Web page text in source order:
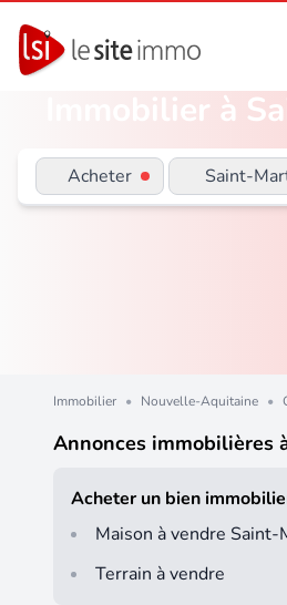
Immobilier à
Acheter Saint-
Immobilier • Nouvelle-Aquitaine •
Annonces immobilières
Acheter un bien
Maison à vendre
Terrain à vendre